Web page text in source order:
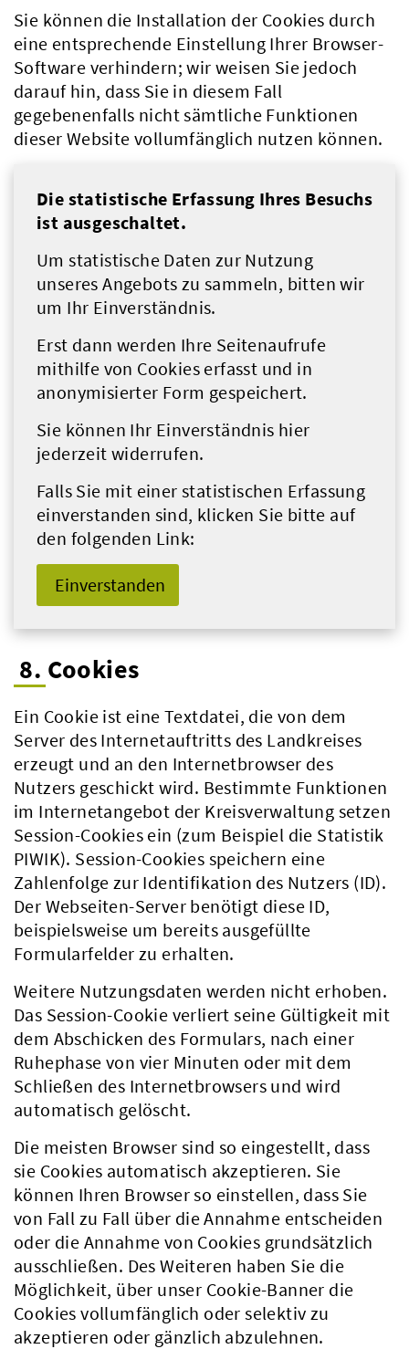
Sie können die Installation der Cookies durch
eine entsprechende Einstellung Ihrer Browser-
Software verhindern; wir weisen Sie jedoch
darauf hin, dass Sie in diesem Fall
gegebenenfalls nicht sämtliche Funktionen
dieser Website vollumfänglich nutzen können.
Die statistische Erfassung Ihres Besuchs
ist ausgeschaltet.
Um statistische Daten zur Nutzung
unseres Angebots zu sammeln, bitten wir
um Ihr Einverständnis.
Erst dann werden Ihre Seitenaufrufe
mithilfe von Cookies erfasst und in
anonymisierter Form gespeichert.
Sie können Ihr Einverständnis hier
jederzeit widerrufen.
Falls Sie mit einer statistischen Erfassung
einverstanden sind, klicken Sie bitte auf
den folgenden Link:
Einverstanden
8. Cookies
Ein Cookie ist eine Textdatei, die von dem
Server des Internetauftritts des Landkreises
erzeugt und an den Internetbrowser des
Nutzers geschickt wird. Bestimmte Funktionen
im Internetangebot der Kreisverwaltung setzen
Session-Cookies ein (zum Beispiel die Statistik
PIWIK). Session-Cookies speichern eine
Zahlenfolge zur Identifikation des Nutzers (ID).
Der Webseiten-Server benötigt diese ID,
beispielsweise um bereits ausgefüllte
Formularfelder zu erhalten.
Weitere Nutzungsdaten werden nicht erhoben.
Das Session-Cookie verliert seine Gültigkeit mit
dem Abschicken des Formulars, nach einer
Ruhephase von vier Minuten oder mit dem
Schließen des Internetbrowsers und wird
automatisch gelöscht.
Die meisten Browser sind so eingestellt, dass
sie Cookies automatisch akzeptieren. Sie
können Ihren Browser so einstellen, dass Sie
von Fall zu Fall über die Annahme entscheiden
oder die Annahme von Cookies grundsätzlich
ausschließen. Des Weiteren haben Sie die
Möglichkeit, über unser Cookie-Banner die
Cookies vollumfänglich oder selektiv zu
akzeptieren oder gänzlich abzulehnen.